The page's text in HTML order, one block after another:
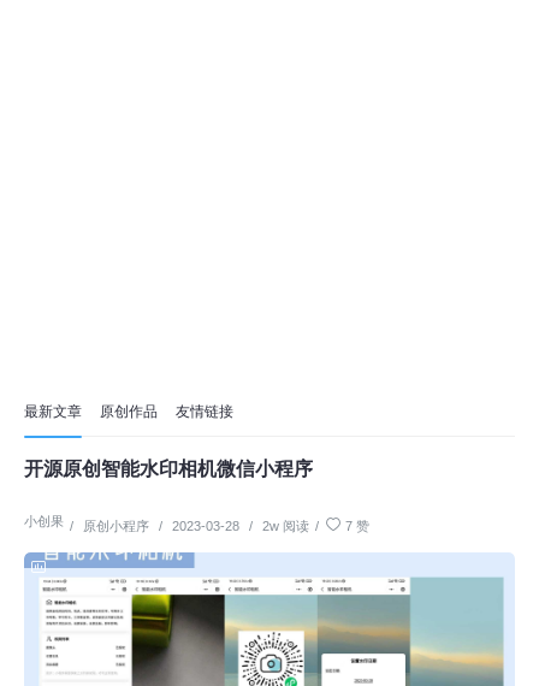
最新文章 原创作品 友情链接
开源原创智能水印相机微信小程序
小创果 / 原创小程序 / 2023-03-28 / 2w 阅读 / 7 赞